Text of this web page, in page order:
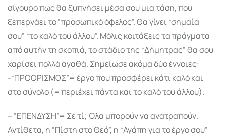
σίγουρο πως θα ξυπνήσει μέσα σου μια τάση, που
ξεπερνάει το “προσωπικό όφελος”. Θα γίνει “σημαία
σου” “το καλό του άλλου”. Μόλις κοιτάξεις τα πράγματα
από αυτήν τη σκοπιά, το στάδιο της “Δήμητρας” θα σου
χαρίσει πολλά αγαθά. Σημείωσε ακόμα δύο έννοιες:
-“ΠΡΟΟΡΙΣΜΟΣ”= έργο που προσφέρει κάτι καλό και
στο σύνολο (= περιέχει πάντα και το καλό του άλλου).
– “ΕΠΕΝΔΥΣΗ”= Σε τί; Όλα μπορούν να ανατραπούν.
Αντίθετα, η “Πίστη στο Θεό”, η “Αγάπη για το έργο σου”